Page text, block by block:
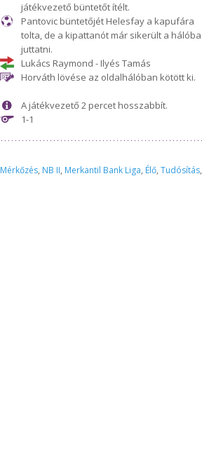
játékvezető büntetőt ítélt.
Pantovic büntetőjét Helesfay a kapufára
tolta, de a kipattanót már sikerült a hálóba
juttatni.
Lukács Raymond - Ilyés Tamás
Horváth lövése az oldalhálóban kötött ki.
A játékvezető 2 percet hosszabbít.
1-1
Mérkőzés, NB II, Merkantil Bank Liga, Élő, Tudósítás,